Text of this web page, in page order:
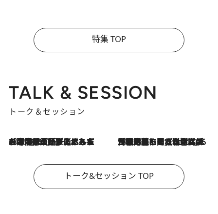
特集 TOP
TALK & SESSION
トーク＆セッション
2026.8.3
「今後値上げがあるとすれば…」「リスクがあるのは今年の冬」エネルギー専門家が語る、ホルムズ海峡封鎖が家庭にもたらす“ある心配” 2026.8.3
「住宅建てられない…」「サーチャージ料の高値が続いている」ホルムズ海峡封鎖による影響はいつまで続く？《エネルギー専門家に聞く“どうなる日本の暮らし”》
トーク&セッション TOP